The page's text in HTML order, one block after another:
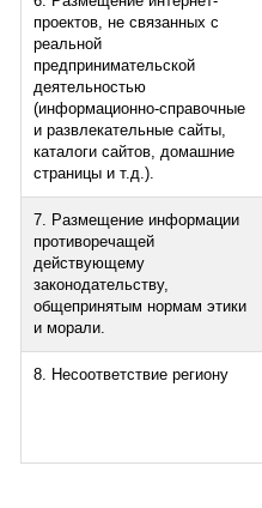
проектов, не связанных с
реальной
предпринимательской
деятельностью
(информационно-справочные
и развлекательные сайты,
каталоги сайтов, домашние
страницы и т.д.).
7. Размещение информации
противоречащей
действующему
законодательству,
общепринятым нормам этики
и морали.
8. Несоответствие региону